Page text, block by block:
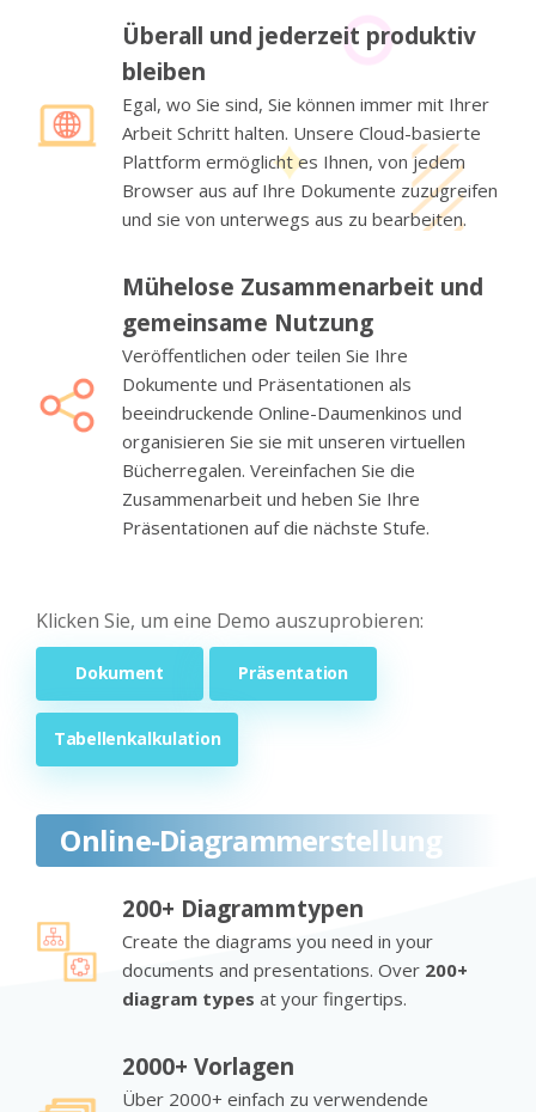
Überall und jederzeit produktiv
bleiben
Egal, wo Sie sind, Sie können immer mit Ihrer
Arbeit Schritt halten. Unsere Cloud-basierte
Plattform ermöglicht es Ihnen, von jedem
Browser aus auf Ihre Dokumente zuzugreifen
und sie von unterwegs aus zu bearbeiten.
Mühelose Zusammenarbeit und
gemeinsame Nutzung
Veröffentlichen oder teilen Sie Ihre
Dokumente und Präsentationen als
beeindruckende Online-Daumenkinos und
organisieren Sie sie mit unseren virtuellen
Bücherregalen. Vereinfachen Sie die
Zusammenarbeit und heben Sie Ihre
Präsentationen auf die nächste Stufe.
Klicken Sie, um eine Demo auszuprobieren:
Dokument Präsentation
Tabellenkalkulation
Online-Diagrammerstellung
200+ Diagrammtypen
Create the diagrams you need in your
documents and presentations. Over 200+
diagram types at your fingertips.
2000+ Vorlagen
Über 2000+ einfach zu verwendende